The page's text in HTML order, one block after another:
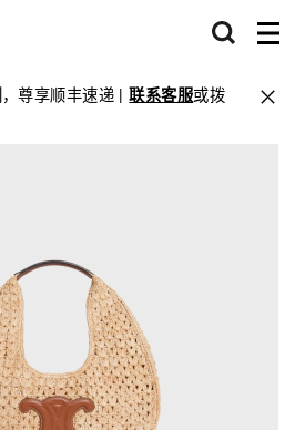
尊享顺丰速递 |联系客服或拨